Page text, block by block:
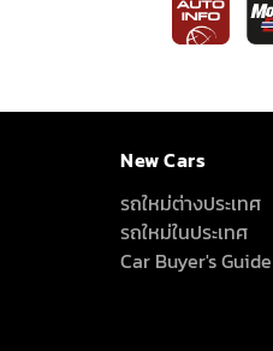
New Cars
รถใหม่ต่างประเทศ
รถใหม่ในประเทศ
Car Buyer's Guide